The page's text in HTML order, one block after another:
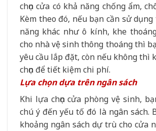
chọn cửa có khả năng chống ẩm,
Kèm theo đó, nếu bạn cần sử
năng khác như ô kính, khe
cho nhà vệ sinh thông thoáng thì
yêu cầu lắp đặt, còn nếu không thì
chọn để tiết kiệm chi phí.
Lựa chọn dựa trên ngân sách
Khi lựa chọn cửa phòng vệ sinh,
chú ý đến yếu tố đó là ngân sách.
khoảng ngân sách dự trù cho cửa